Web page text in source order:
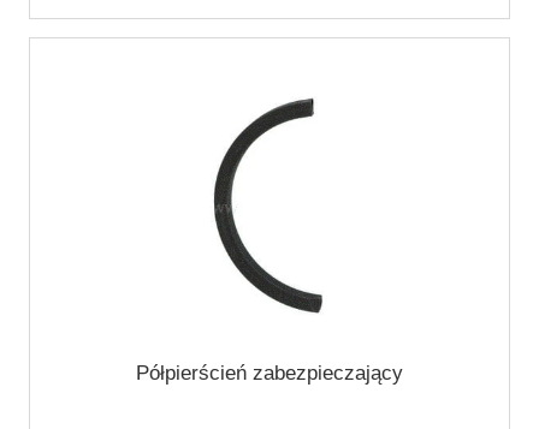
Półpierścień zabezpieczający